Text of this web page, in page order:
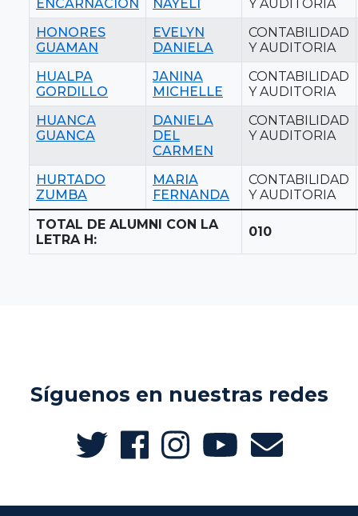
ENCARNACION
NAYELI
Y AUDITORIA
HONORES
GUAMAN
EVELYN
DANIELA
CONTABILIDAD
Y AUDITORIA
HUALPA
GORDILLO
JANINA
MICHELLE
CONTABILIDAD
Y AUDITORIA
HUANCA
GUANCA
DANIELA
DEL
CARMEN
CONTABILIDAD
Y AUDITORIA
HURTADO
ZUMBA
MARIA
FERNANDA
CONTABILIDAD
Y AUDITORIA
TOTAL DE ALUMNI CON LA
LETRA H:
010
Síguenos en nuestras redes